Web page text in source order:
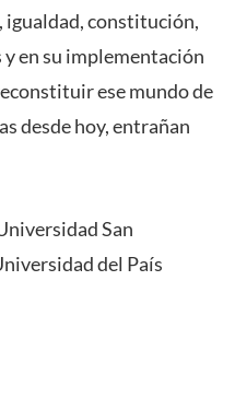
igualdad, constitución,
en su implementación
ese mundo de
desde hoy, entrañan
San
del País